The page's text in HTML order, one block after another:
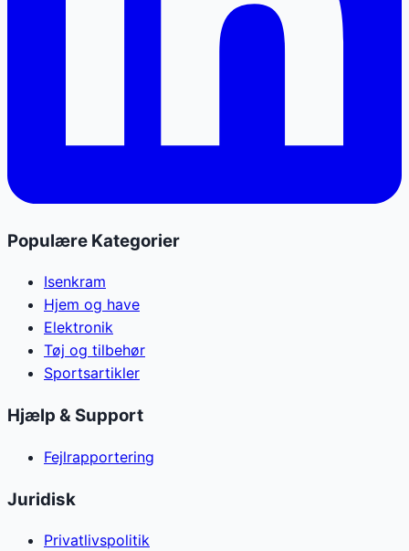
Populære Kategorier
Isenkram
Hjem og have
Elektronik
Tøj og tilbehør
Sportsartikler
Hjælp & Support
Fejlrapportering
Juridisk
Privatlivspolitik